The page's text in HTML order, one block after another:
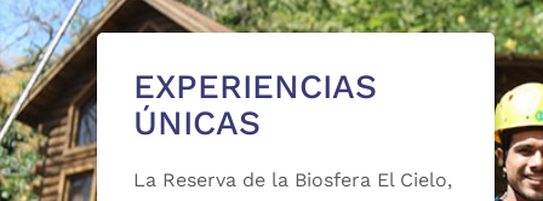
EXPERIENCIAS
ÚNICAS
La Reserva de la Biosfera El Cielo,